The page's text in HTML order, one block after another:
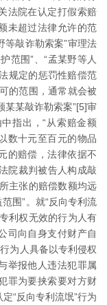
法院在认定打假索赔
未超过法律允许的范
等敲诈勒索案”审理法
范围”、“孟某野等人
规定的惩罚性赔偿范
的范围，通常就会被
某某敲诈勒索案”[5]审
指出，“从索赔金额
数十元至百元的物品
的赔偿，法律依据不
院裁判被告人构成敲
主张的赔偿数额均远
围”。就“反向专利流
利权无效的行为人有
司向自身支付财产自
为人具备以专利侵权
举报他人违法犯罪属
罪为要挟索要对方财
“反向专利流氓”行为